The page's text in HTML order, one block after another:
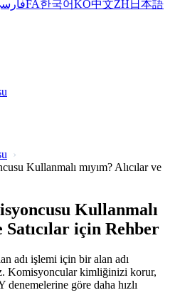
FA한국어KO中文ZH 日本語
Kullanmalı mıyım? Alıcılar ve
Kullanmalı
Satıcılar için Rehber
adı işlemi için bir alan adı
Komisyoncular kimliğinizi korur,
göre daha hızlı